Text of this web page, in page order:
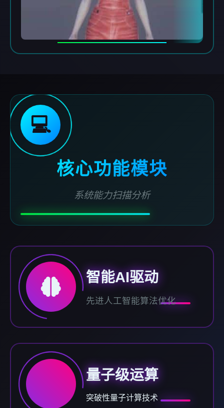
💻
核心功能模块
系统能力扫描分析
智能AI驱动
先进人工智能算法优化
量子级运算
突破性量子计算技术